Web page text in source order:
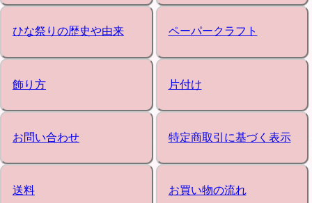
ひな祭りの歴史や由来 ペーパークラフト
飾り方 片付け
お問い合わせ 特定商取引に基づく表示
送料 お買い物の流れ